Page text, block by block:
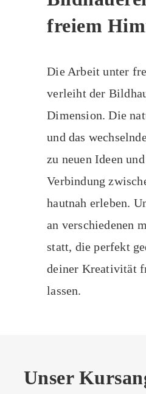
freiem
Die Arbeit unter
verleiht der
Dimension. Die
und das
zu neuen Ideen
Verbindung
hautnah erleben.
an verschiedenen
statt, die perfekt
deiner Kreativität
lassen.
Unser